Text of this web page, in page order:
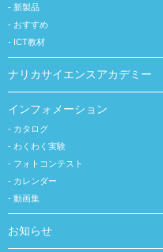
新製品
おすすめ
ICT教材
ナリカサイエンスアカデミー
インフォメーション
カタログ
わくわく実験
フォトコンテスト
カレンダー
動画集
お知らせ